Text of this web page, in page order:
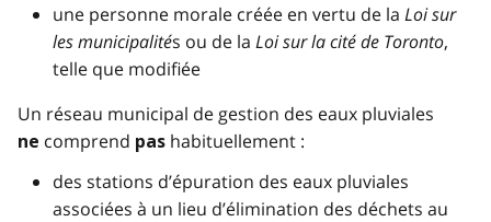
une personne morale créée en vertu de la Loi sur
les municipalités ou de la Loi sur la cité de Toronto,
telle que modifiée
Un réseau municipal de gestion des eaux pluviales
ne comprend pas habituellement :
des stations d’épuration des eaux pluviales
associées à un lieu d’élimination des déchets au